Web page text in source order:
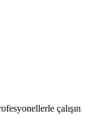
çalışın